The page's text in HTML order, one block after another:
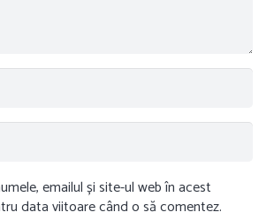
emailul și site-ul web în acest
data viitoare când o să comentez.